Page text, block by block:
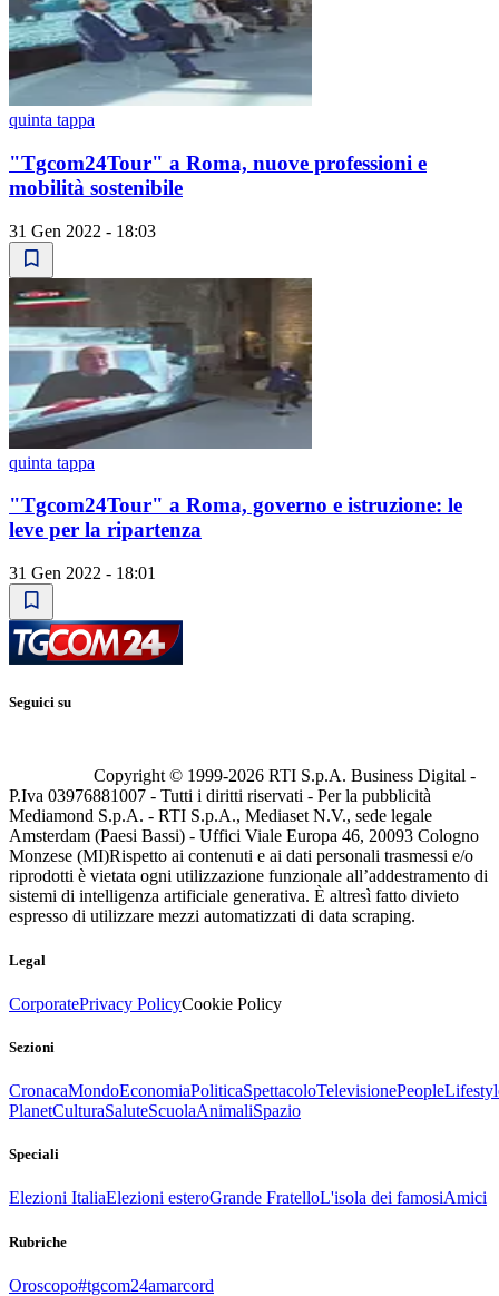
quinta tappa
"Tgcom24Tour" a Roma, nuove professioni e
mobilità sostenibile
31 Gen 2022 - 18:03
quinta tappa
"Tgcom24Tour" a Roma, governo e istruzione: le
leve per la ripartenza
31 Gen 2022 - 18:01
Seguici su
Copyright © 1999-2026 RTI S.p.A. Business Digital -
P.Iva 03976881007 - Tutti i diritti riservati - Per la pubblicità
Mediamond S.p.A. - RTI S.p.A., Mediaset N.V., sede legale
Amsterdam (Paesi Bassi) - Uffici Viale Europa 46, 20093 Cologno
Monzese (MI)Rispetto ai contenuti e ai dati personali trasmessi e/o
riprodotti è vietata ogni utilizzazione funzionale all’addestramento di
sistemi di intelligenza artificiale generativa. È altresì fatto divieto
espresso di utilizzare mezzi automatizzati di data scraping.
Legal
CorporatePrivacy PolicyCookie Policy
Sezioni
CronacaMondoEconomiaPoliticaSpettacoloTelevisionePeople
PlanetCulturaSaluteScuolaAnimaliSpazio
Speciali
Elezioni ItaliaElezioni esteroGrande FratelloL'isola dei famosiAmici
Rubriche
Oroscopo#tgcom24amarcord